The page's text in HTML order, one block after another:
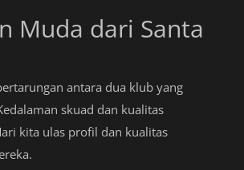
Muda dari Santa
antara dua klub yang
skuad dan kualitas
kita ulas profil dan kualitas